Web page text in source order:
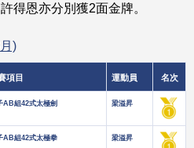
得恩亦分別獲2面金牌。
)
項目 運動員 名次
AB組42式太極劍 梁溢昇
AB組42式太極拳 梁溢昇